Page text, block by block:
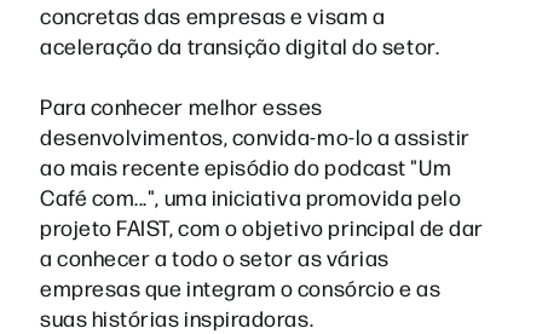
concretas das empresas e visam a
aceleração da transição digital do setor.
Para conhecer melhor esses
desenvolvimentos, convida-mo-lo a assistir
ao mais recente episódio do podcast "Um
Café com...", uma iniciativa promovida pelo
projeto FAIST, com o objetivo principal de dar
a conhecer a todo o setor as várias
empresas que integram o consórcio e as
suas histórias inspiradoras.